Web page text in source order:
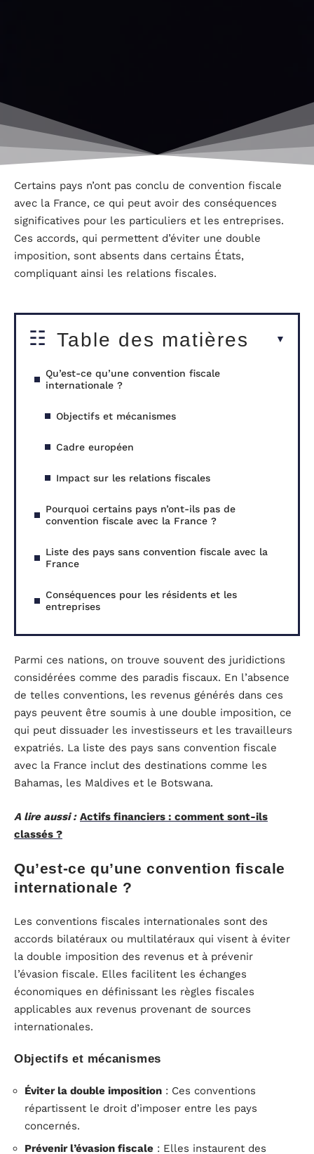
Certains pays n’ont pas conclu de convention fiscale
avec la France, ce qui peut avoir des conséquences
significatives pour les particuliers et les entreprises.
Ces accords, qui permettent d’éviter une double
imposition, sont absents dans certains États,
compliquant ainsi les relations fiscales.
Table des matières
Qu’est-ce qu’une convention fiscale
internationale ?
Objectifs et mécanismes
Cadre européen
Impact sur les relations fiscales
Pourquoi certains pays n’ont-ils pas de
convention fiscale avec la France ?
Liste des pays sans convention fiscale avec la
France
Conséquences pour les résidents et les
entreprises
Parmi ces nations, on trouve souvent des juridictions
considérées comme des paradis fiscaux. En l’absence
de telles conventions, les revenus générés dans ces
pays peuvent être soumis à une double imposition, ce
qui peut dissuader les investisseurs et les travailleurs
expatriés. La liste des pays sans convention fiscale
avec la France inclut des destinations comme les
Bahamas, les Maldives et le Botswana.
A lire aussi : Actifs financiers : comment sont-ils
classés ?
Qu’est-ce qu’une convention fiscale
internationale ?
Les conventions fiscales internationales sont des
accords bilatéraux ou multilatéraux qui visent à éviter
la double imposition des revenus et à prévenir
l’évasion fiscale. Elles facilitent les échanges
économiques en définissant les règles fiscales
applicables aux revenus provenant de sources
internationales.
Objectifs et mécanismes
Éviter la double imposition : Ces conventions
répartissent le droit d’imposer entre les pays
concernés.
Prévenir l’évasion fiscale : Elles instaurent des